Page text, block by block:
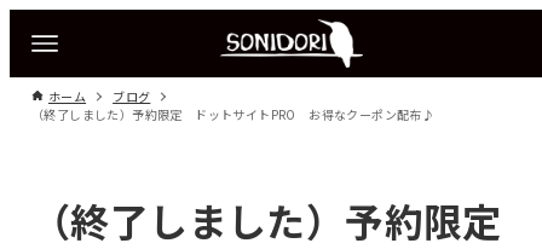
ホーム
ブログ
（終了しました）予約限定 ドットサイトPRO お得なクーポン配布♪
（終了しました）予約限定